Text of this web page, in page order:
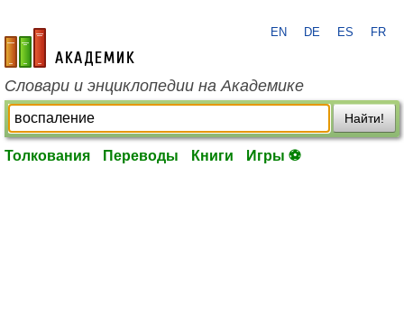
academic.ru
EN DE ES FR
Словари и энциклопедии на Академике
Найти!
Толкования Переводы Книги Игры ⚽